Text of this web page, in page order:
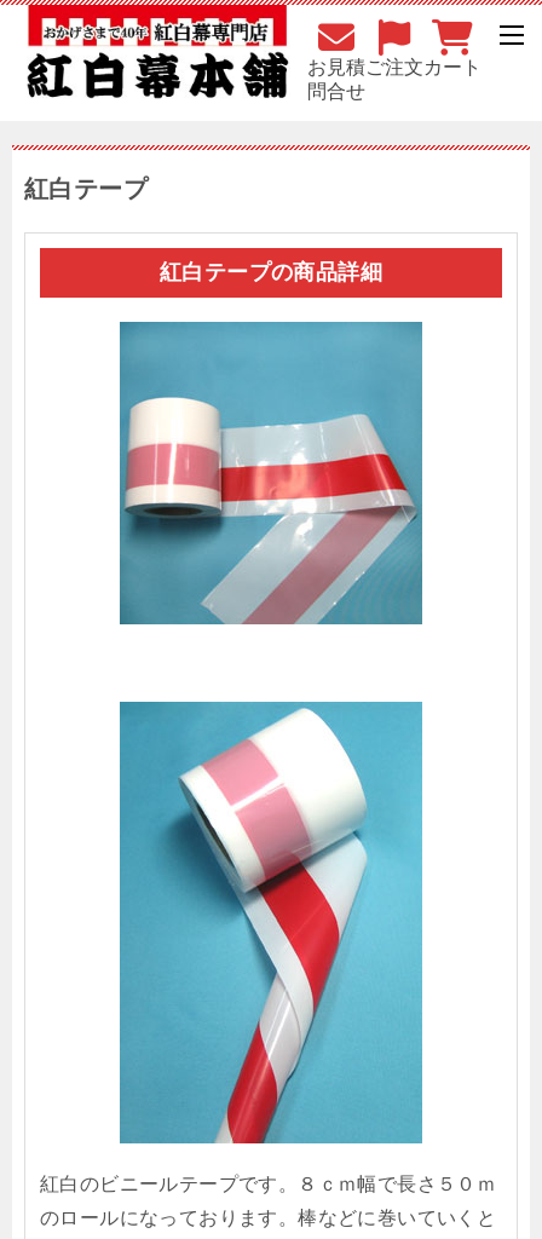
お見積
問合せ
ご注文カート
紅白テープ
紅白テープの商品詳細
紅白のビニールテープです。８ｃｍ幅で長さ５０ｍ
のロールになっております。棒などに巻いていくと